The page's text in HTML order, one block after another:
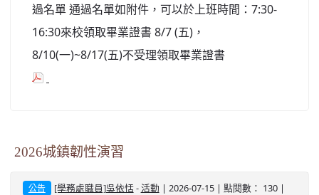
過名單 通過名單如附件，可以於上班時間：7:30-
16:30來校領取畢業證書 8/7 (五)，
8/10(一)~8/17(五)不受理領取畢業證書
2026城鎮韌性演習
公告 [學務處職員]吳依恬- 活動 | 2026-07-15 | 點閱數： 130 |